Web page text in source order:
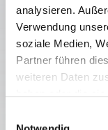
analysieren.
Verwendung
soziale Medien,
Partner führen
weiteren Daten
haben oder die